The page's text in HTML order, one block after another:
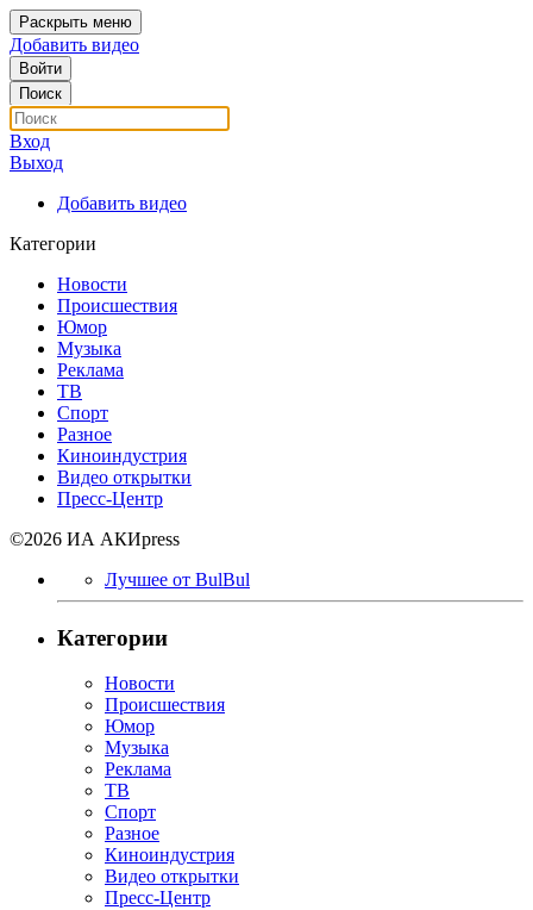
Раскрыть меню
Добавить видео
Войти
Поиск
Вход
Выход
Добавить видео
Категории
Новости
Происшествия
Юмор
Музыка
Реклама
ТВ
Спорт
Разное
Киноиндустрия
Видео открытки
Пресс-Центр
©2026 ИА АКИpress
Лучшее от BulBul
Категории
Новости
Происшествия
Юмор
Музыка
Реклама
ТВ
Спорт
Разное
Киноиндустрия
Видео открытки
Пресс-Центр